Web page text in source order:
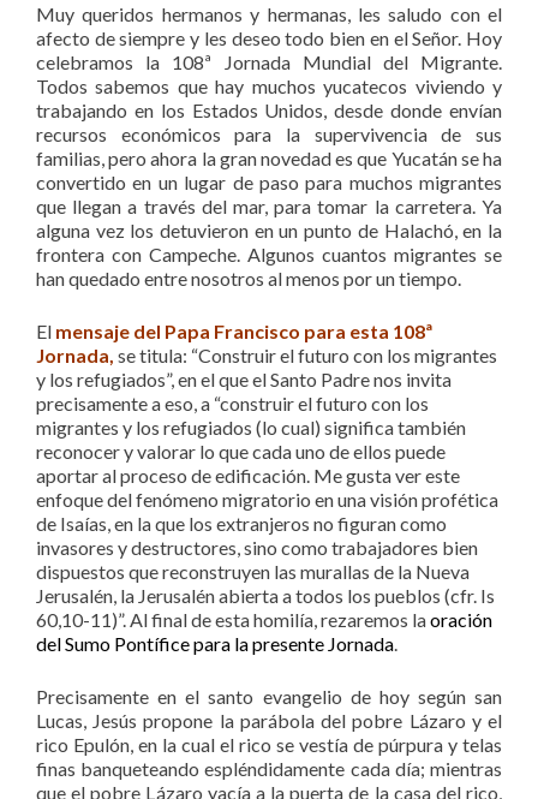
Muy queridos hermanos y hermanas, les saludo con el
afecto de siempre y les deseo todo bien en el Señor. Hoy
celebramos la 108ª Jornada Mundial del Migrante.
Todos sabemos que hay muchos yucatecos viviendo y
trabajando en los Estados Unidos, desde donde envían
recursos económicos para la supervivencia de sus
familias, pero ahora la gran novedad es que Yucatán se ha
convertido en un lugar de paso para muchos migrantes
que llegan a través del mar, para tomar la carretera. Ya
alguna vez los detuvieron en un punto de Halachó, en la
frontera con Campeche. Algunos cuantos migrantes se
han quedado entre nosotros al menos por un tiempo.
El mensaje del Papa Francisco para esta 108ª
Jornada se titula: “Construir el futuro con los migrantes
y los refugiados”, en el que el Santo Padre nos invita
precisamente a eso, a “construir el futuro con los
migrantes y los refugiados (lo cual) significa también
reconocer y valorar lo que cada uno de ellos puede
aportar al proceso de edificación. Me gusta ver este
enfoque del fenómeno migratorio en una visión profética
de Isaías, en la que los extranjeros no figuran como
invasores y destructores, sino como trabajadores bien
dispuestos que reconstruyen las murallas de la Nueva
Jerusalén, la Jerusalén abierta a todos los pueblos (cfr. Is
60,10-11)”. Al final de esta homilía, rezaremos laoración
del Sumo Pontífice para la presente Jornada
Precisamente en el santo evangelio de hoy según san
Lucas, Jesús propone la parábola del pobre Lázaro y el
rico Epulón, en la cual el rico se vestía de púrpura y telas
finas banqueteando espléndidamente cada día; mientras
que el pobre Lázaro yacía a la puerta de la casa del rico,